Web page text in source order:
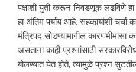
पक्षांशी युती करून निवडणूक लढविणे
हा अंतिम पर्याय आहे. सहकार्‍यांशी
मंत्रिपद सोडण्यामागील कारणमीमांसा
असताना काही प्रश्नांसाठी
बोलण्यात येत होते, त्यामुळे प्रश्न